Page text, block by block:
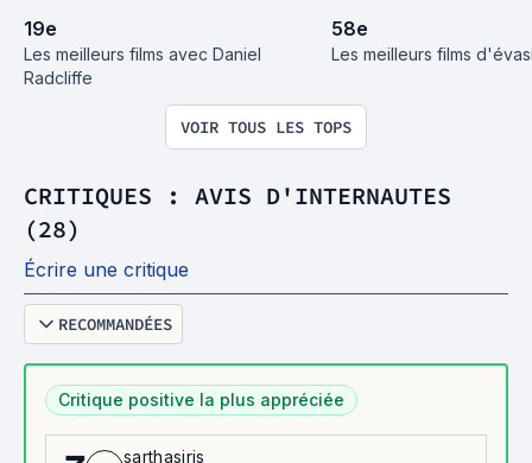
19e
Les meilleurs films avec Daniel
Radcliffe
58e
Les meilleurs films
VOIR TOUS LES TOPS
CRITIQUES : AVIS D'INTERNAUTES
(28)
Écrire une critique
RECOMMANDÉES
Critique positive la plus appréciée
sarthasiris